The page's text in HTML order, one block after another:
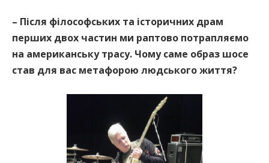
– Після філософських та історичних драм
перших двох частин ми раптово потрапляємо
на американську трасу. Чому саме образ шосе
став для вас метафорою людського життя?